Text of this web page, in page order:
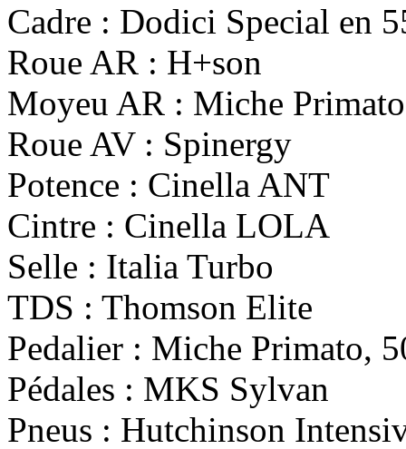
Cadre : Dodici Special en
Roue AR : H+son
Moyeu AR : Miche Primato
Roue AV : Spinergy
Potence : Cinella ANT
Cintre : Cinella LOLA
Selle : Italia Turbo
TDS : Thomson Elite
Pedalier : Miche Primato,
Pédales : MKS Sylvan
Pneus : Hutchinson